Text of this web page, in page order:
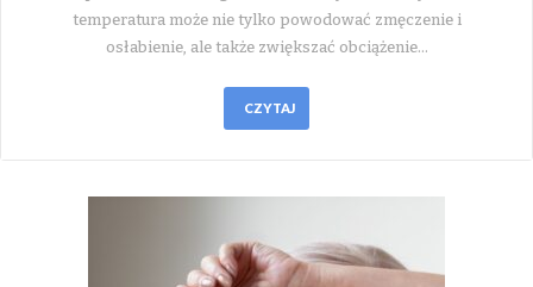
temperatura może nie tylko powodować zmęczenie i
osłabienie, ale także zwiększać obciążenie…
CZYTAJ